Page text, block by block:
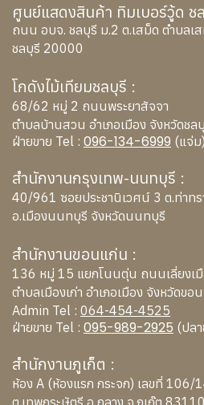
ศูนย์แสดงสินค้า ทิมเบอร์วู้ด ช
ถนน อบจ. ชลบุรี ม.2 ต.เสม็ด ตำบลเ
ชลบุรี 20000
โกดังไม้เทียมชลบุรี :
68/62 หมู่ 2 ถนนพระยาสัจจา
ตำบลบ้านสวน อำเภอเมือง จังหวัดช
ฝ่ายขาย Tel : 096-134-6999 (แจ่ม)
สำนักงานกรุงเทพ-นนทบุรี :
40/961 ซอยประชานิเวศน์ 3 ต.ท่าทร
อ.เมืองนนทบุรี จังหวัดนนทบุรี
สำนักงานขอนแก่น :
136 หมู่ 15 แยกโนนตุ่น ถนนเลี่ยงเ
ตำบลเมืองเก่า อำเภอเมือง จังหวัดข
Admin Tel : 064-454-4525
ฝ่ายขาย Tel : 095-989-2925 (ปล
สำนักงานภูเก็ต :
ห้อง A (ห้องแรก กระจก) เลขที่ 106/
ต.เทพกระษัตรี อ.ถลาง จ.ภูเก๊ต 83110